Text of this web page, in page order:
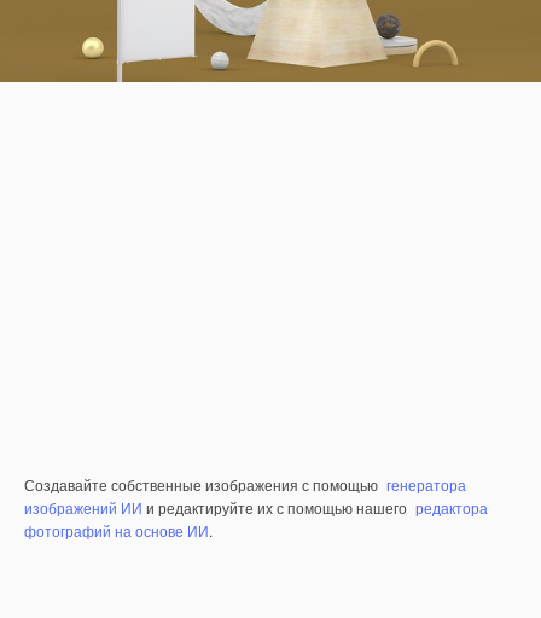
Создавайте собственные изображения с помощью генератора
изображений ИИ и редактируйте их с помощью нашего редактора
фотографий на основе ИИ.